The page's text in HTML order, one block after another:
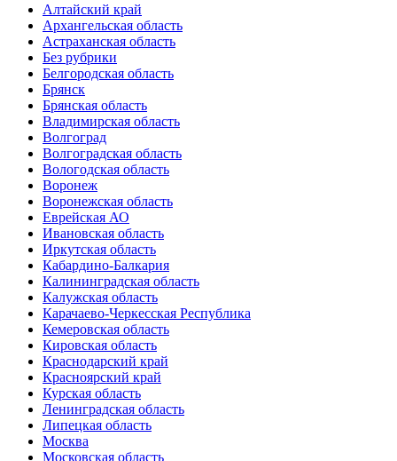
Алтайский край
Архангельская область
Астраханская область
Без рубрики
Белгородская область
Брянск
Брянская область
Владимирская область
Волгоград
Волгоградская область
Вологодская область
Воронеж
Воронежская область
Еврейская АО
Ивановская область
Иркутская область
Кабардино-Балкария
Калининградская область
Калужская область
Карачаево-Черкесская Республика
Кемеровская область
Кировская область
Краснодарский край
Красноярский край
Курская область
Ленинградская область
Липецкая область
Москва
Московская область